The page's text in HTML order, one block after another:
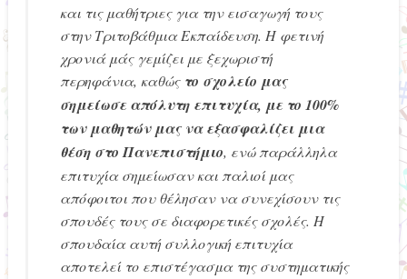
και τις μαθήτριες για την εισαγωγή τους
στην Τριτοβάθμια Εκπαίδευση. Η φετινή
χρονιά μάς γεμίζει με ξεχωριστή
περηφάνια, καθώς το σχολείο μας
σημείωσε απόλυτη επιτυχία, με το 100%
των μαθητών μας να εξασφαλίζει μια
θέση στο Πανεπιστήμιο, ενώ παράλληλα
επιτυχία σημείωσαν και παλιοί μας
απόφοιτοι που θέλησαν να συνεχίσουν τις
σπουδές τους σε διαφορετικές σχολές. Η
σπουδαία αυτή συλλογική επιτυχία
αποτελεί το επιστέγασμα της συστηματικής